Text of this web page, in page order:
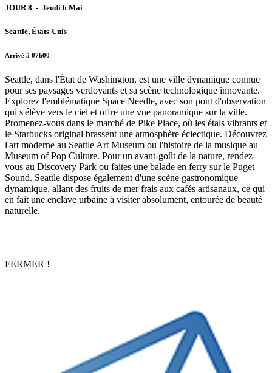
JOUR 8 - Jeudi 6 Mai
Seattle, États-Unis
Arrivé à 07h00
Seattle, dans l'État de Washington, est une ville dynamique connue
pour ses paysages verdoyants et sa scène technologique innovante.
Explorez l'emblématique Space Needle, avec son pont d'observation
qui s'élève vers le ciel et offre une vue panoramique sur la ville.
Promenez-vous dans le marché de Pike Place, où les étals vibrants et
le Starbucks original brassent une atmosphère éclectique. Découvrez
l'art moderne au Seattle Art Museum ou l'histoire de la musique au
Museum of Pop Culture. Pour un avant-goût de la nature, rendez-
vous au Discovery Park ou faites une balade en ferry sur le Puget
Sound. Seattle dispose également d'une scène gastronomique
dynamique, allant des fruits de mer frais aux cafés artisanaux, ce qui
en fait une enclave urbaine à visiter absolument, entourée de beauté
naturelle.
FERMER !